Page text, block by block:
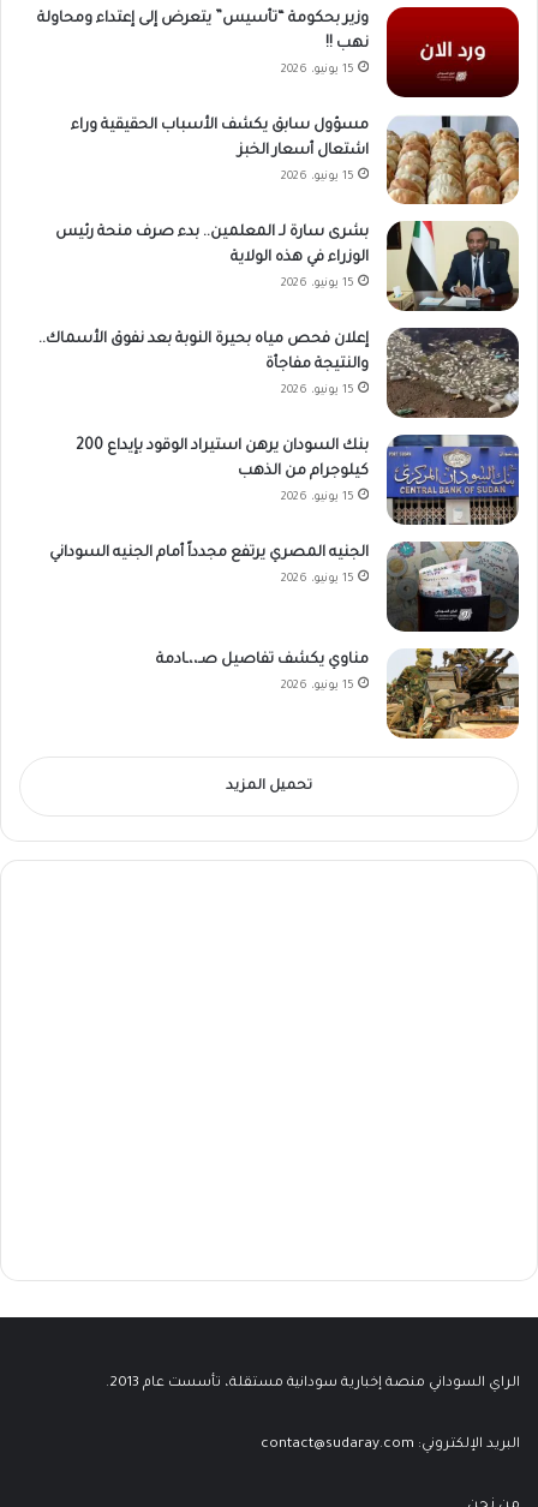
وزير بحكومة “تأسيس” يتعرض إلى إعتداء ومحاولة
نهب !!
15 يونيو، 2026
مسؤول سابق يكشف الأسباب الحقيقية وراء
اشتعال أسعار الخبز
15 يونيو، 2026
بشرى سارة لـ المعلمين.. بدء صرف منحة رئيس
الوزراء في هذه الولاية
15 يونيو، 2026
إعلان فحص مياه بحيرة النوبة بعد نفوق الأسماك..
والنتيجة مفاجأة
15 يونيو، 2026
بنك السودان يرهن استيراد الوقود بإيداع 200
كيلوجرام من الذهب
15 يونيو، 2026
الجنيه المصري يرتفع مجدداً أمام الجنيه السوداني
15 يونيو، 2026
مناوي يكشف تفاصيل صـ،،ـادمة
15 يونيو، 2026
تحميل المزيد
الراي السوداني منصة إخبارية سودانية مستقلة، تأسست عام 2013.
البريد الإلكتروني: contact@sudaray.com